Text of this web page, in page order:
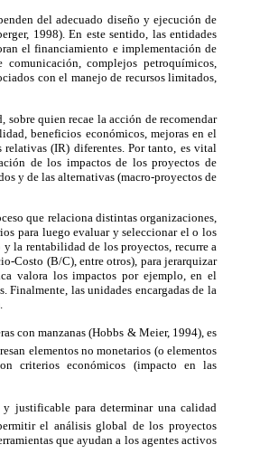
del adecuado diseño y ejecución de
1998). En este sentido, las entidades
el financiamiento e implementación de
complejos petroquímicos,
con el manejo de recursos limitados,
quien recae la acción de recomendar
beneficios económicos, mejoras en el
relativas (IR) diferentes. Por tanto, es vital
de los impactos de los proyectos de
y de las alternativas (macro-proyectos de
que relaciona distintas organizaciones,
para luego evaluar y seleccionar el o los
la rentabilidad de los proyectos, recurre a
Costo (B/C), entre otros), para jerarquizar
valora los impactos por ejemplo, en el
las unidades encargadas de la
con manzanas (Hobbs & Meier, 1994), es
elementos no monetarios (o elementos
criterios económicos (impacto en las
para determinar una calidad
el análisis global de los proyectos
que ayudan a los agentes activos